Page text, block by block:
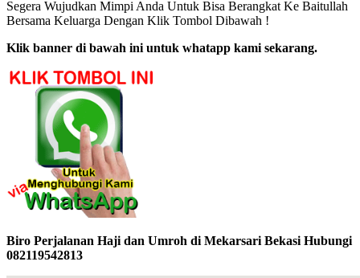
Segera Wujudkan Mimpi Anda Untuk Bisa Berangkat Ke Baitullah
Bersama Keluarga Dengan Klik Tombol Dibawah !
Klik banner di bawah ini untuk whatapp kami sekarang.
Biro Perjalanan Haji dan Umroh di Mekarsari Bekasi Hubungi
082119542813